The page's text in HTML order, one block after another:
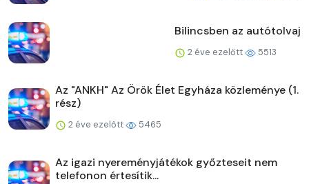
Bilincsben az autótolvaj
2 éve ezelőtt 5513
Az "ANKH" Az Örök Élet Egyháza közleménye (1.
rész)
2 éve ezelőtt 5465
Az igazi nyereményjátékok győzteseit nem
telefonon értesítik...